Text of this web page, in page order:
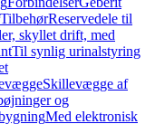
TilbehørReservedele til
skyllet drift, med
Til synlig urinalstyring
Skillevægge af
og
Med elektronisk